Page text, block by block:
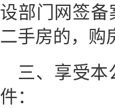
设部门网签
二手房的，购
三、享受
件：